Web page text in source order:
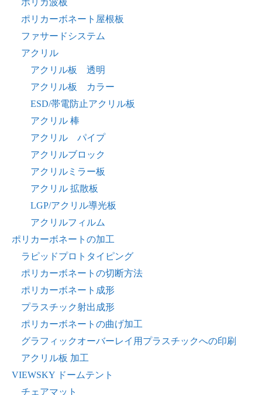
ポリカ波板
ポリカーボネート屋根板
ファサードシステム
アクリル
アクリル板 透明
アクリル板 カラー
ESD/帯電防止アクリル板
アクリル 棒
アクリル パイプ
アクリルブロック
アクリルミラー板
アクリル 拡散板
LGP/アクリル導光板
アクリルフィルム
ポリカーボネートの加工
ラピッドプロトタイピング
ポリカーボネートの切断方法
ポリカーボネート成形
プラスチック射出成形
ポリカーボネートの曲げ加工
グラフィックオーバーレイ用プラスチックへの印刷
アクリル板 加工
VIEWSKY ドームテント
チェアマット